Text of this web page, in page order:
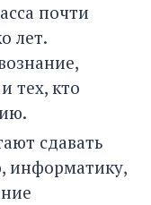
почти
лет.
тех, кто
сдавать
информатику,